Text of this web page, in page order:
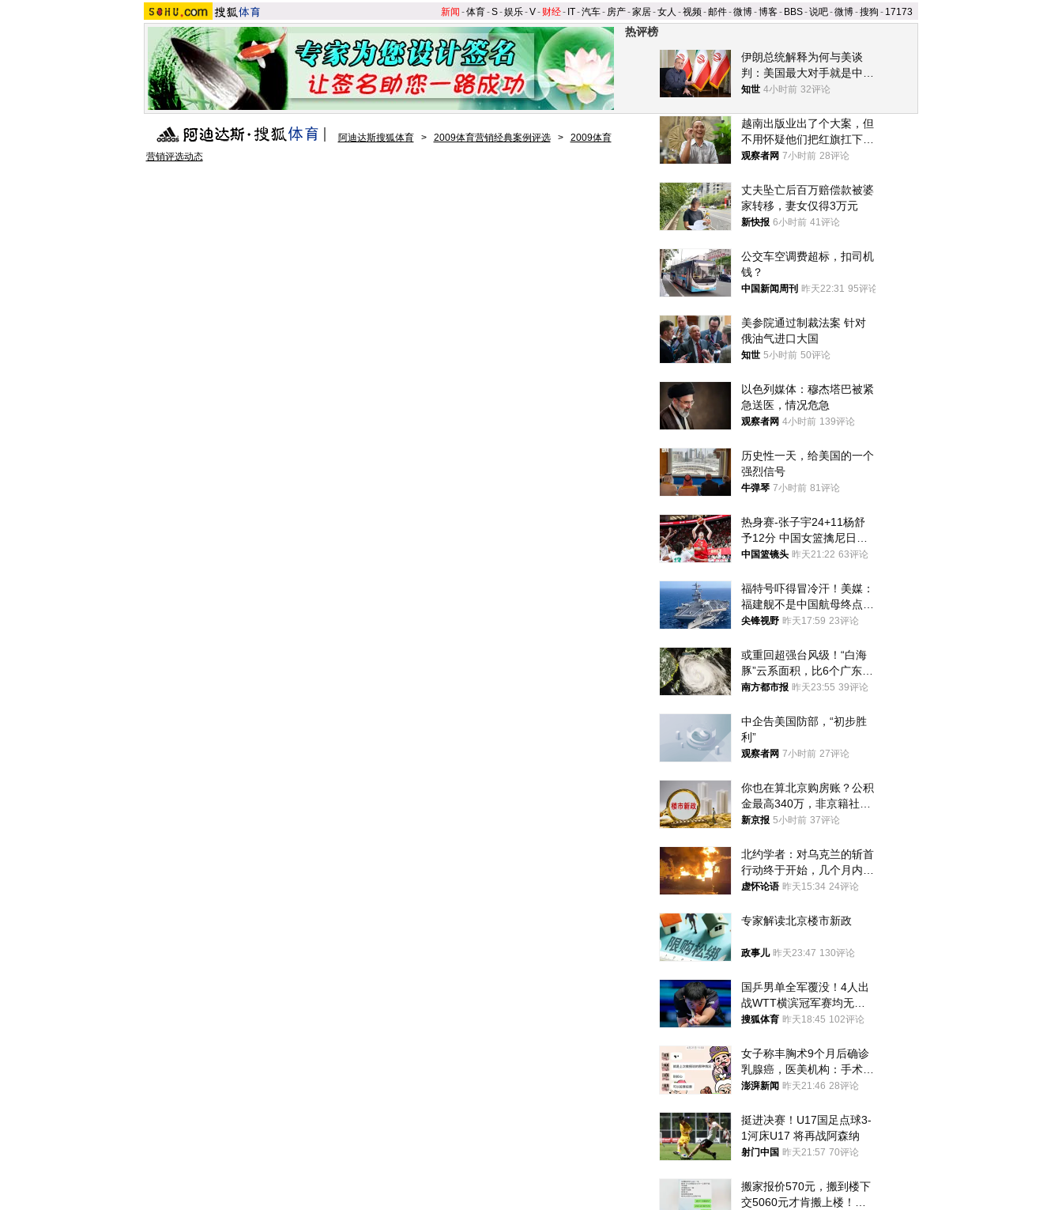
新闻 -体育-S-娱乐-V- 财经- IT-汽车- 房产-家居-女人 -视频-邮件-微博-博客- BBS-说吧-微博-搜狗 - 17173
热评榜
伊朗总统解释为何与美谈
判：美国最大对手就是中
国，但他们也在对话
知世 4小时前 32评论
越南出版业出了个大案，但
不用怀疑他们把红旗扛下去
的决心
观察者网 7小时前 28评论
丈夫坠亡后百万赔偿款被婆
家转移，妻女仅得3万元
新快报 6小时前 41评论
公交车空调费超标，扣司机
钱？
中国新闻周刊 昨天22:31 95评论
美参院通过制裁法案 针对
俄油气进口大国
知世 5小时前 50评论
以色列媒体：穆杰塔巴被紧
急送医，情况危急
观察者网 4小时前 139评论
历史性一天，给美国的一个
强烈信号
牛弹琴 7小时前 81评论
热身赛-张子宇24+11杨舒
予12分 中国女篮擒尼日利
亚
中国篮镜头 昨天21:22 63评论
福特号吓得冒冷汗！美媒：
福建舰不是中国航母终点，
而是新起点！
尖锋视野 昨天17:59 23评论
或重回超强台风级！“白海
豚”云系面积，比6个广东还
大！深圳官方：注意这件事
南方都市报 昨天23:55 39评论
中企告美国防部，“初步胜
利”
观察者网 7小时前 27评论
你也在算北京购房账？公积
金最高340万，非京籍社保
1年
新京报 5小时前 37评论
北约学者：对乌克兰的斩首
行动终于开始，几个月内乌
将投降
虚怀论语 昨天15:34 24评论
专家解读北京楼市新政
政事儿 昨天23:47 130评论
国乒男单全军覆没！4人出
战WTT横滨冠军赛均无缘
八强
搜狐体育 昨天18:45 102评论
女子称丰胸术9个月后确诊
乳腺癌，医美机构：手术不
可能引发癌症，建议走司法
澎湃新闻 昨天21:46 28评论
挺进决赛！U17国足点球3-
1河床U17 将再战阿森纳
射门中国 昨天21:57 70评论
搬家报价570元，搬到楼下
交5060元才肯搬上楼！女
阿迪达斯搜狐体育 > 2009体育营销经典案例评选 >
2009体育
营销评选动态